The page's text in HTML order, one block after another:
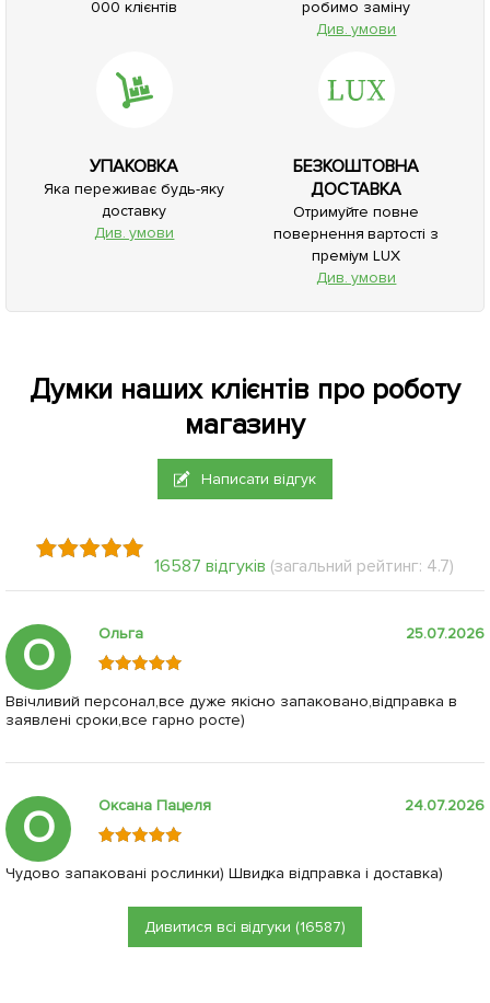
000 клієнтів
робимо заміну
Див. умови
УПАКОВКА
Яка переживає будь-яку
доставку
Див. умови
БЕЗКОШТОВНА
ДОСТАВКА
Отримуйте повне
повернення вартості з
преміум LUX
Див. умови
Думки наших клієнтів про роботу
магазину
Написати відгук
16587 відгуків (загальний рейтинг: 4.7)
О Ольга 25.07.2026
Ввічливий персонал,все дуже якісно запаковано,відправка в
заявлені сроки,все гарно росте)
О Оксана Пацеля 24.07.2026
Чудово запаковані рослинки) Швидка відправка і доставка)
Дивитися всі відгуки (16587)